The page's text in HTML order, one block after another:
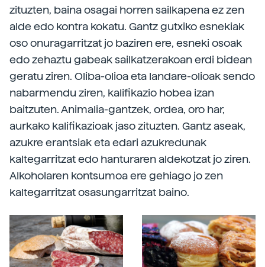
zituzten, baina osagai horren sailkapena ez zen
alde edo kontra kokatu. Gantz gutxiko esnekiak
oso onuragarritzat jo baziren ere, esneki osoak
edo zehaztu gabeak sailkatzerakoan erdi bidean
geratu ziren. Oliba-olioa eta landare-olioak sendo
nabarmendu ziren, kalifikazio hobea izan
baitzuten. Animalia-gantzek, ordea, oro har,
aurkako kalifikazioak jaso zituzten. Gantz aseak,
azukre erantsiak eta edari azukredunak
kaltegarritzat edo hanturaren aldekotzat jo ziren.
Alkoholaren kontsumoa ere gehiago jo zen
kaltegarritzat osasungarritzat baino.